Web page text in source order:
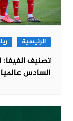
الرئيسية
تصنيف
السادس عالميا